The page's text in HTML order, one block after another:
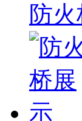
防